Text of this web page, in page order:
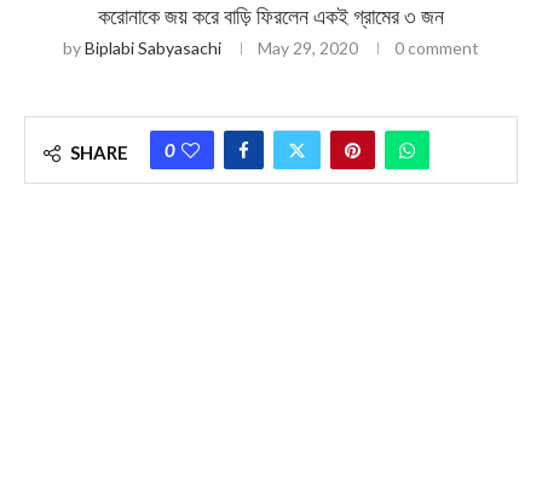
করোনাকে জয় করে বাড়ি ফিরলেন একই গ্রামের ৩ জন
byBiplabi Sabyasachi May 29, 2020 0 comment
SHARE 0